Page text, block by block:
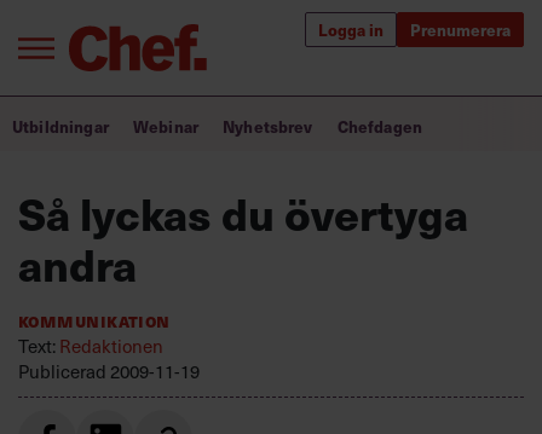
Logga in Prenumerera
Bra ledare förändrar världen
Innehåll från Chef
Utbildning för ledare
Chefakademin+
Populära utbildningar
Utbildningar Webinar Nyhetsbrev Chefdagen
Så lyckas du övertyga
andra
Kommunikation
Text:Redaktionen
Publicerad 2009-11-19